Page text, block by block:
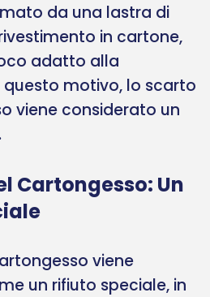
da una lastra di
in cartone,
adatto alla
questo motivo, lo scarto
viene considerato un
Cartongesso: Un
viene
un rifiuto speciale, in